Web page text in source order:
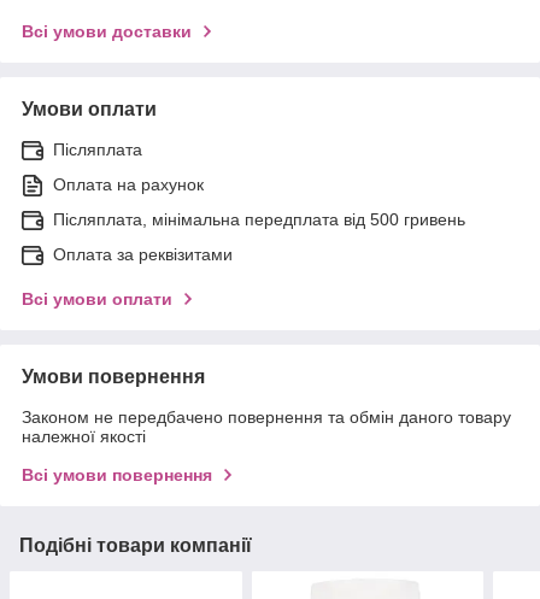
Всі умови доставки
Умови оплати
Післяплата
Оплата на рахунок
Післяплата, мінімальна передплата від 500 гривень
Оплата за реквізитами
Всі умови оплати
Умови повернення
Законом не передбачено повернення та обмін даного товару
належної якості
Всі умови повернення
Подібні товари компанії